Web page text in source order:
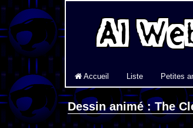
Accueil Liste Petites
Dessin animé : The